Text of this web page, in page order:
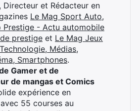
Directeur et Rédacteur en
Le Mag Sport Auto,
Prestige - Actu automobile
prestige et Le Mag Jeux
Médias,
Smartphones.
Gamer et de
de mangas et Comics
expérience en
55 courses au